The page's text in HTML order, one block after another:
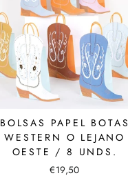
BOLSAS PAPEL BOTAS
WESTERN O LEJANO
OESTE / 8 UNDS.
€19,50